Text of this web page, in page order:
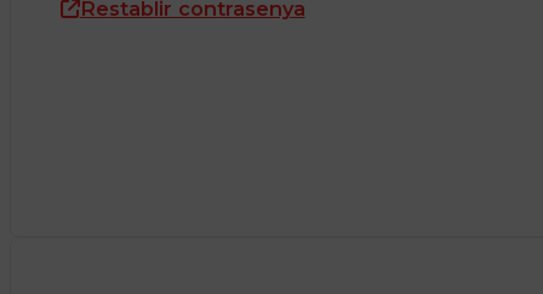
Restablir contrasenya